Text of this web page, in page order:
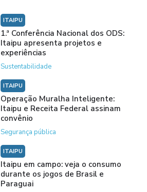
ITAIPU
1.ª Conferência Nacional dos ODS:
Itaipu apresenta projetos e
experiências
Sustentabilidade
ITAIPU
Operação Muralha Inteligente:
Itaipu e Receita Federal assinam
convênio
Segurança pública
ITAIPU
Itaipu em campo: veja o consumo
durante os jogos de Brasil e
Paraguai